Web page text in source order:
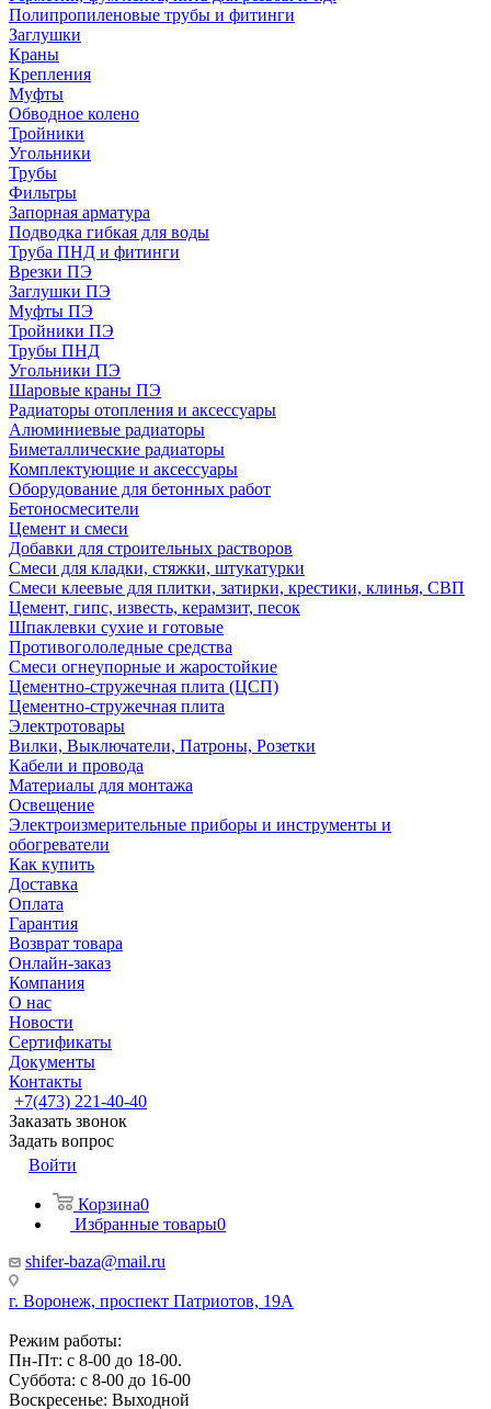
Полипропиленовые трубы и фитинги
Заглушки
Краны
Крепления
Муфты
Обводное колено
Тройники
Угольники
Трубы
Фильтры
Запорная арматура
Подводка гибкая для воды
Труба ПНД и фитинги
Врезки ПЭ
Заглушки ПЭ
Муфты ПЭ
Тройники ПЭ
Трубы ПНД
Угольники ПЭ
Шаровые краны ПЭ
Радиаторы отопления и аксессуары
Алюминиевые радиаторы
Биметаллические радиаторы
Комплектующие и аксессуары
Оборудование для бетонных работ
Бетоносмесители
Цемент и смеси
Добавки для строительных растворов
Смеси для кладки, стяжки, штукатурки
Смеси клеевые для плитки, затирки, крестики, клинья, СВП
Цемент, гипс, известь, керамзит, песок
Шпаклевки сухие и готовые
Противогололедные средства
Смеси огнеупорные и жаростойкие
Цементно-стружечная плита (ЦСП)
Цементно-стружечная плита
Электротовары
Вилки, Выключатели, Патроны, Розетки
Кабели и провода
Материалы для монтажа
Освещение
Электроизмерительные приборы и инструменты и
обогреватели
Как купить
Доставка
Оплата
Гарантия
Возврат товара
Онлайн-заказ
Компания
О нас
Новости
Сертификаты
Документы
Контакты
+7(473) 221-40-40
Заказать звонок
Задать вопрос
Войти
Корзина0
Избранные товары0
shifer-baza@mail.ru
г. Воронеж, проспект Патриотов, 19А
Режим работы:
Пн-Пт: с 8-00 до 18-00.
Суббота: с 8-00 до 16-00
Воскресенье: Выходной